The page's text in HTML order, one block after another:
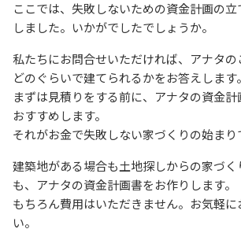
ここでは、失敗しないための資金計画の
しました。いかがでしたでしょうか。
私たちにお問合せいただければ、アナタ
どのぐらいで建てられるかをお答えします。
まずは見積りをする前に、アナタの資金
おすすめします。
それがお金で失敗しない家づくりの始まり
建築地がある場合も土地探しからの家づ
も、アナタの資金計画書をお作りします。
もちろん費用はいただきません。お気軽に
い。